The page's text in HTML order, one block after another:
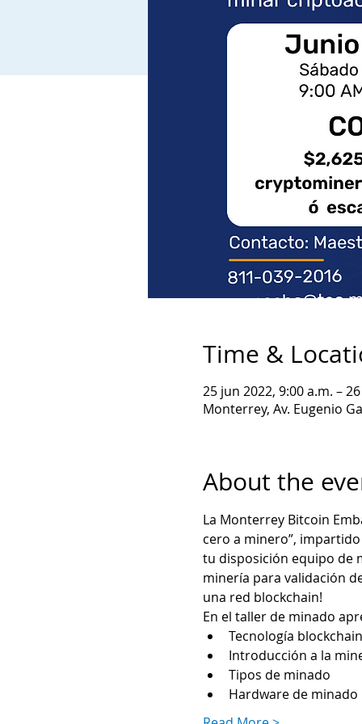
Time &
25 jun 2022, 9:00 a.m. –
Monterrey, Av. Eugenio
About the
La Monterrey Bitcoin
cero a minero”, impartido
tu disposición equipo de
minería para validación
una red blockchain!
En el taller de minado
Tecnología
Introducción a la
Tipos de minado
Hardware de minado